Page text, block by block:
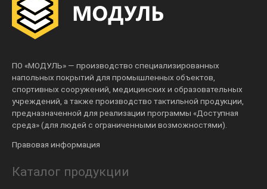
ПО «МОДУЛЬ» — производство специализированных
напольных покрытий для промышленных объектов,
спортивных сооружений, медицинских и образовательных
учреждений, а также производство тактильной продукции,
предназначенной для реализации программы «Доступная
среда» (для людей с ограниченными возможностями).
Правовая информация
Каталог продукции